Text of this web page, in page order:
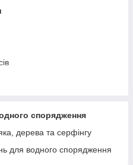
спорядження
дерева та серфінгу
для водного спорядження